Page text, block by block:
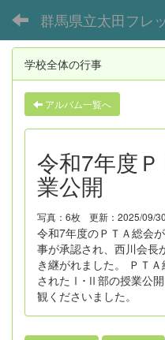
群馬県立太田フレ
学校全体の行事
アルバム一覧へ
令和7年度
業公開
写真：6枚 更新：2025/09/30
令和7年度のＰＴＡ総会
事が承認され、西川会長
き継がれました。 ＰＴ
されたⅠ･Ⅱ部の授業公開
観くださいました。